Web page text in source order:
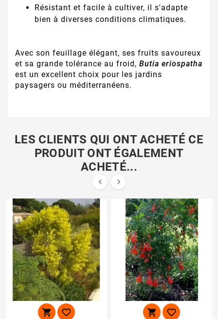
Résistant et facile à cultiver, il s'adapte
bien à diverses conditions climatiques.
Avec son feuillage élégant, ses fruits savoureux
et sa grande tolérance au froid, Butia eriospatha
est un excellent choix pour les jardins
paysagers ou méditerranéens.
LES CLIENTS QUI ONT ACHETÉ CE
PRODUIT ONT ÉGALEMENT
ACHETÉ...
 
   